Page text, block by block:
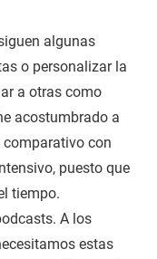
algunas
o personalizar la
a otras como
acostumbrado a
con
puesto que
tiempo.
A los
estas